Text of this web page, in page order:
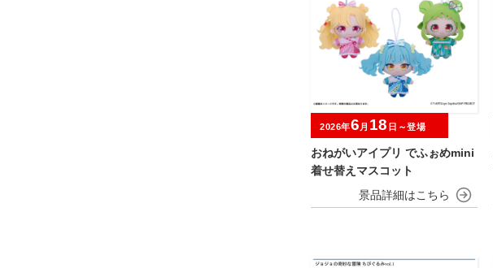
おねがいアイプリ でふぉめmini
着せ替えマスコット
2026年6 月 18 日～登場